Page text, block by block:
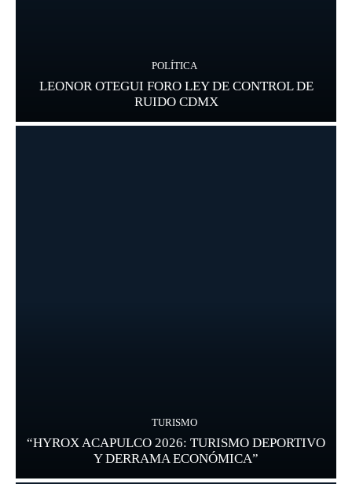
POLÍTICA
LEONOR OTEGUI FORO LEY DE CONTROL DE
RUIDO CDMX
TURISMO
“HYROX ACAPULCO 2026: TURISMO DEPORTIVO
Y DERRAMA ECONÓMICA”